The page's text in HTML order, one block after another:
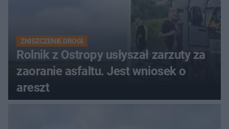
ZNISZCZENIE DROGI
Rolnik z Ostropy usłyszał zarzuty za
zaoranie asfaltu. Jest wniosek o
areszt